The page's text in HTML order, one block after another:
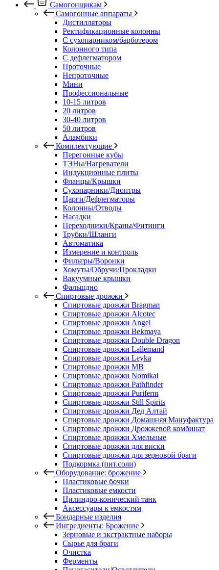
Самогонщикам
Самогонные аппараты
Дистилляторы
Ректификационные колонны
С сухопарником/барботером
Колонного типа
С дефлегматором
Проточные
Непроточные
Мини
Профессиональные
10-15 литров
20 литров
30-40 литров
50 литров
Аламбики
Комплектующие
Перегонные кубы
ТЭНы/Нагреватели
Индукционные плиты
Фланцы/Крышки
Сухопарники/Диоптры
Царги/Дефлегматоры
Колонны/Отводы
Насадки
Переходники/Краны/Фитинги
Трубки/Шланги
Автоматика
Измерение и контроль
Фильтры/Воронки
Хомуты/Обручи/Прокладки
Вакуумные крышки
Фальшдно
Спиртовые дрожжи
Спиртовые дрожжи Bragman
Спиртовые дрожжи Alcotec
Спиртовые дрожжи Angel
Спиртовые дрожжи Bekmaya
Спиртовые дрожжи Double Dragon
Спиртовые дрожжи Lallemand
Спиртовые дрожжи Leyka
Спиртовые дрожжи MB
Спиртовые дрожжи Nomikai
Спиртовые дрожжи Pathfinder
Спиртовые дрожжи Puriferm
Спиртовые дрожжи Still Spirits
Спиртовые дрожжи Дед Алтай
Спиртовые дрожжи Домашняя Мануфактура
Спиртовые дрожжи Дрожжевой комбинат
Спиртовые дрожжи Хмельные
Спиртовые дрожжи для виски
Спиртовые дрожжи для зерновой браги
Подкормка (пит.соли)
Оборудование: брожение
Пластиковые бочки
Пластиковые емкости
Цилиндро-конический танк
Аксессуары к емкостям
Бондарные изделия
Ингредиенты: Брожение
Зерновые и экстрактные наборы
Сырье для браги
Очистка
Ферменты